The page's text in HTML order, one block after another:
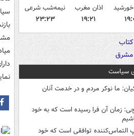
اذان مغرب
۱۹:۲۱
نیمه‌شب شرعی
۲۳:۲۳
سیاست
ما نوکر مردم و در خدمت آنان
زمان آن فرا رسیده است که به خود
التماس‌کننده توافقی است که خود